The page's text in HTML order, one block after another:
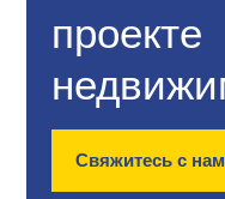
проекте
Свяжитесь с